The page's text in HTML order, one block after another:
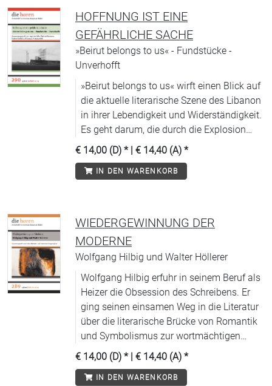
HOFFNUNG IST EINE
GEFÄHRLICHE SACHE
»Beirut belongs to us« - Fundstücke -
Unverhofft
»Beirut belongs to us« wirft einen Blick auf
die aktuelle literarische Szene des Libanon
in ihrer Lebendigkeit und Widerständigkeit.
Es geht darum, die durch die Explosion
2020 verlorengegangenen Orte in einer
literarischen und künstlerischen Form
wieder in die Gegenwart zurückzuholen.
€ 14,00 (D) * | € 14,40 (A) *
IN DEN WARENKORB
WIEDERGEWINNUNG DER
MODERNE
Wolfgang Hilbig und Walter Höllerer
Wolfgang Hilbig erfuhr in seinem Beruf als
Heizer die Obsession des Schreibens. Er
ging seinen einsamen Weg in die Literatur
über die literarische Brücke von Romantik
und Symbolismus zur wortmächtigen
Beschwörung von Nacht und Gespenstern
auf dem schwankenden Boden
ausgekohlter Landschaft.
€ 14,00 (D) * | € 14,40 (A) *
IN DEN WARENKORB